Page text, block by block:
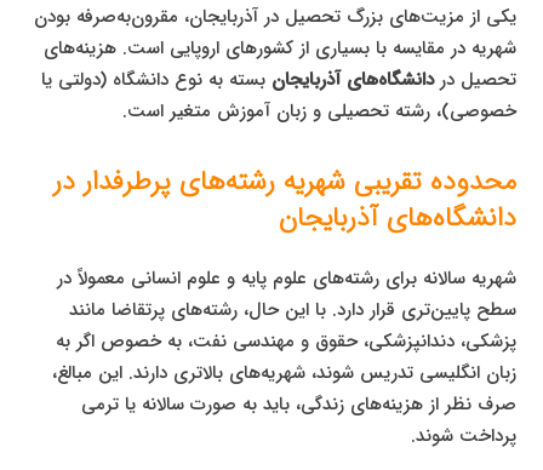
یکی از مزیت‌های بزرگ تحصیل در آذربایجان، مقرون‌به‌صرفه بودن
شهریه در مقایسه با بسیاری از کشورهای اروپایی است. هزینه‌های
تحصیل دردانشگاه‌های آذربایجان بسته به نوع دانشگاه (دولتی یا
خصوصی)، رشته تحصیلی و زبان آموزش متغیر است.
محدوده تقریبی شهریه رشته‌های پرطرفدار در
دانشگاه‌های آذربایجان
شهریه سالانه برای رشته‌های علوم پایه و علوم انسانی معمولاً در
سطح پایین‌تری قرار دارد. با این حال، رشته‌های پرتقاضا مانند
پزشکی، دندانپزشکی، حقوق و مهندسی نفت، به خصوص اگر به
زبان انگلیسی تدریس شوند، شهریه‌های بالاتری دارند. این مبالغ،
صرف نظر از هزینه‌های زندگی، باید به صورت سالانه یا ترمی
پرداخت شوند.